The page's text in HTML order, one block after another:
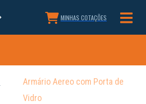
MINHAS COTAÇÕES
Armário Aereo com Porta de
Vidro